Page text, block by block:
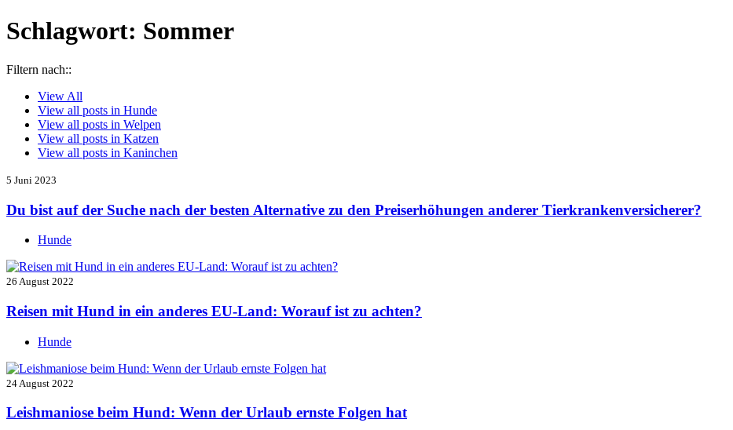
Schlagwort: Sommer
Filtern nach::
View All
View all posts in Hunde
View all posts in Welpen
View all posts in Katzen
View all posts in Kaninchen
5 Juni 2023
Du bist auf der Suche nach der besten Alternative zu den Preiserhöhungen anderer Tierkrankenversicherer?
Hunde
26 August 2022
Reisen mit Hund in ein anderes EU-Land: Worauf ist zu achten?
Hunde
24 August 2022
Leishmaniose beim Hund: Wenn der Urlaub ernste Folgen hat